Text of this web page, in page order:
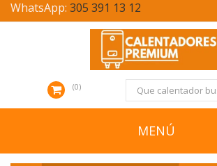
WhatsApp: 305 391 13 12
0
MENÚ